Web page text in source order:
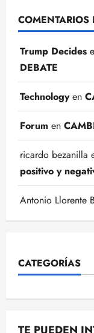
COMENTARIOS
Trump Decides
DEBATE
Technologyen
Forum en
ricardo bezanilla
positivo y
Antonio Llorente
CATEGORÍAS